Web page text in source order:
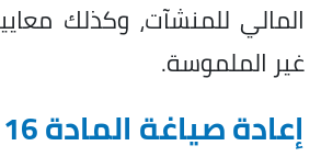
المالي للمنشآت، وكذلك
غير الملموسة.
إعادة صياغة المادة 16